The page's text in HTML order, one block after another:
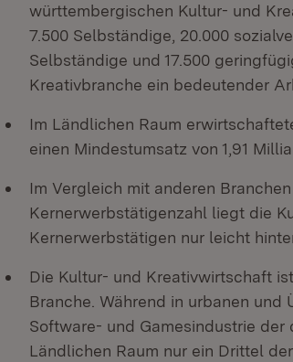
württembergischen Kultur- und
7.500 Selbständige, 20.000
Selbständige und 17.500
Kreativbranche ein bedeutender
Im Ländlichen Raum
einen Mindestumsatz von 1,91
Im Vergleich mit anderen
Kernerwerbstätigenzahl liegt die
Kernerwerbstätigen nur leicht
Die Kultur- und Kreativwirtschaft
Branche. Während in urbanen
Software- und Gamesindustrie der
Ländlichen Raum nur ein Drittel